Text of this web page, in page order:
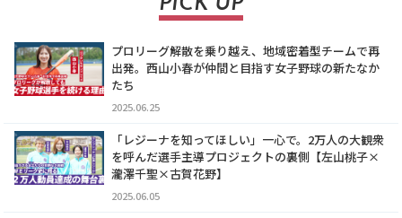
PICK UP
プロリーグ解散を乗り越え、地域密着型チームで再
出発。西山小春が仲間と目指す女子野球の新たなか
たち
2025.06.25
「レジーナを知ってほしい」一心で。2万人の大観衆
を呼んだ選手主導プロジェクトの裏側【左山桃子×
瀧澤千聖×古賀花野】
2025.06.05